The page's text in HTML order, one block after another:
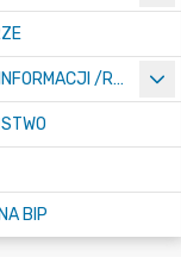
BEZPIECZEŃSTWO INFORMACJI /RODO/
BIP